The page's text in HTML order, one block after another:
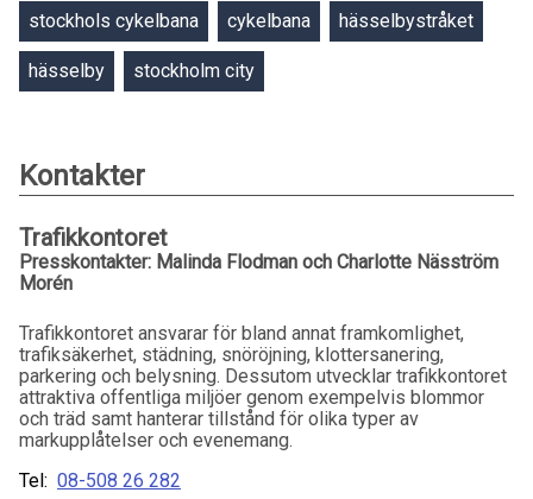
stockhols cykelbana cykelbana hässelbystråket
hässelby stockholm city
Kontakter
Trafikkontoret
Presskontakter: Malinda Flodman och Charlotte Näsström
Morén
Trafikkontoret ansvarar för bland annat framkomlighet,
trafiksäkerhet, städning, snöröjning, klottersanering,
parkering och belysning. Dessutom utvecklar trafikkontoret
attraktiva offentliga miljöer genom exempelvis blommor
och träd samt hanterar tillstånd för olika typer av
markupplåtelser och evenemang.
Tel: 08-508 26 282